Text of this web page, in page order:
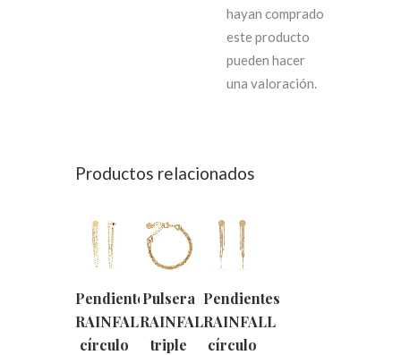
hayan comprado
este producto
pueden hacer
una valoración.
Productos relacionados
Pendientes
RAINFALL
círculo
Pulsera
RAINFALL
triple
Pendientes
RAINFALL
círculo